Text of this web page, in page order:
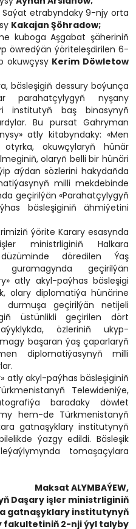
etrabyndaky 9-njy orta
Kakajan Şöhradow;
kuboga Aşgabat şäheriniň
öwredýän ýöriteleşdirilen 6-
okuwçysy Kerim Döwletow
bäsleşigiň dessury boýunça
parahatçylygyň nyşany
institutyň baş binasynyň
Bu pursat Gahryman
atly kitabyndaky: «Men
okuwçylaryň hünär
olaryň belli bir hünäri
aýdan sözlerini hakydaňda
milli mekdebinde
geçirilýän «Parahatçylygyň
bäsleşiginiň ähmiýetini
ýörite Karary esasynda
ministrliginiň Halkara
döredilen Ýaş
guramagynda geçirilýän
atly akyl-paýhas bäsleşigi
olary diplomatiýa hünärine
durmuşa geçirilýän netijeli
üstünlikli geçirilen dört
özleriniň ukyp-
başaran ýaş çaparlaryň
diplomatiýasynyň milli
atly akyl-paýhas bäsleşiginiň
Telewideniýe,
baradaky döwlet
hem-de Türkmenistanyň
gatnaşyklary institutynyň
ýazgy edildi. Bäsleşik
tomaşaçylara
Maksat ALYMBAÝEW,
Daşary işler ministrliginiň
gatnaşyklary institutynyň
fakultetiniň 2-nji ýyl talyby